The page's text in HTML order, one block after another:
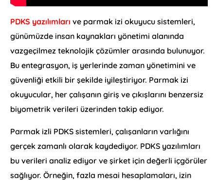
PDKS yazılımları ve parmak izi okuyucu sistemleri,
günümüzde insan kaynakları yönetimi alanında
vazgeçilmez teknolojik çözümler arasında bulunuyor.
Bu entegrasyon, iş yerlerinde zaman yönetimini ve
güvenliği etkili bir şekilde iyileştiriyor. Parmak izi
okuyucular, her çalışanın giriş ve çıkışlarını benzersiz
biyometrik verileri üzerinden takip ediyor.
Parmak izli PDKS sistemleri, çalışanların varlığını
gerçek zamanlı olarak kaydediyor. PDKS yazılımları
bu verileri analiz ediyor ve şirket için değerli içgörüler
sağlıyor. Örneğin, fazla mesai hesaplamaları, izin